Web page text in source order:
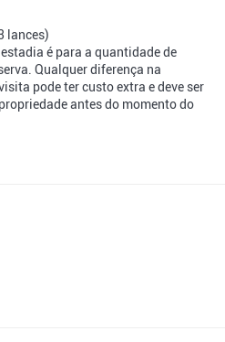
lances)
é para a quantidade de
Qualquer diferença na
pode ter custo extra e deve ser
antes do momento do